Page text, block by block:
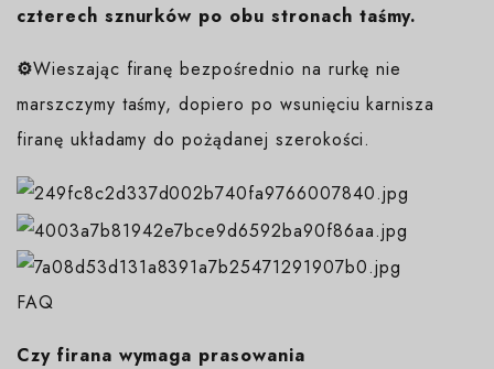
czterech sznurków po obu stronach taśmy.
⚙️Wieszając firanę bezpośrednio na rurkę nie
marszczymy taśmy, dopiero po wsunięciu karnisza
firanę układamy do pożądanej szerokości.
FAQ
Czy firana wymaga prasowania